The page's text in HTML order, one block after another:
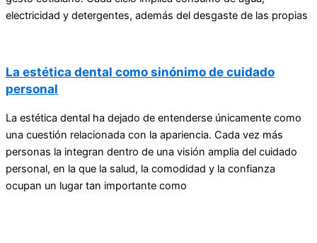
electricidad y detergentes, además del desgaste de las propias
La estética dental como sinónimo de cuidado
personal
La estética dental ha dejado de entenderse únicamente como
una cuestión relacionada con la apariencia. Cada vez más
personas la integran dentro de una visión amplia del cuidado
personal, en la que la salud, la comodidad y la confianza
ocupan un lugar tan importante como